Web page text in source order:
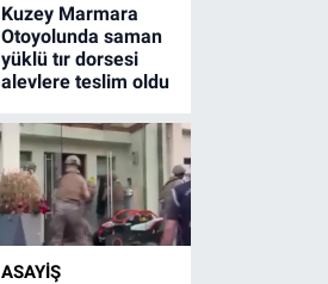
Kuzey Marmara
Otoyolunda saman
yüklü tır dorsesi
alevlere teslim oldu
ASAYİŞ